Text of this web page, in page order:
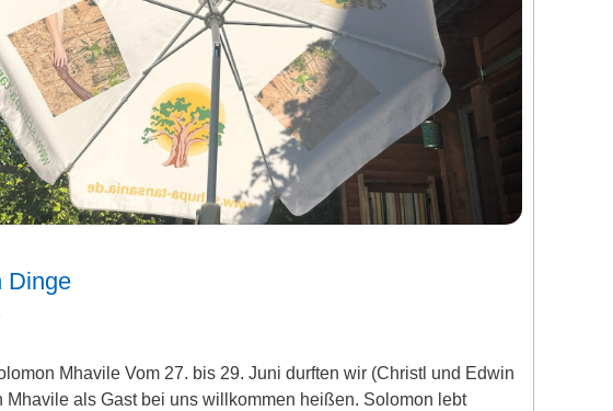
Dinge
Mhavile Vom 27. bis 29. Juni durften wir (Christl und Edwin
Mhavile als Gast bei uns willkommen heißen. Solomon lebt